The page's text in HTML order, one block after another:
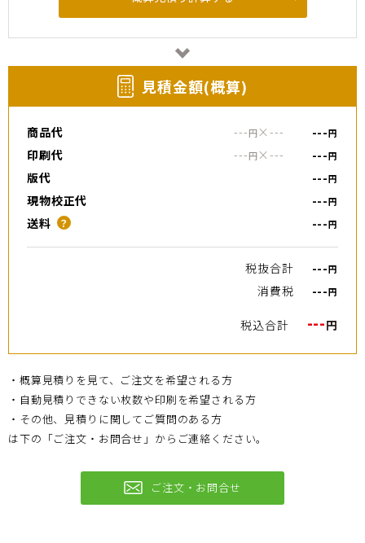
⾒積⾦額(概算)
商品代 ---円×--- ---円
印刷代 ---円×--- ---円
版代 ---円
現物校正代 ---円
送料 ？ ---円
税抜合計 ---円
消費税 ---円
税込合計 ---円
・概算見積りを見て、ご注文を希望される方
・自動見積りできない枚数や印刷を希望される方
・その他、見積りに関してご質問のある方
は下の「ご注文・お問合せ」からご連絡ください。
ご注文・お問合せ